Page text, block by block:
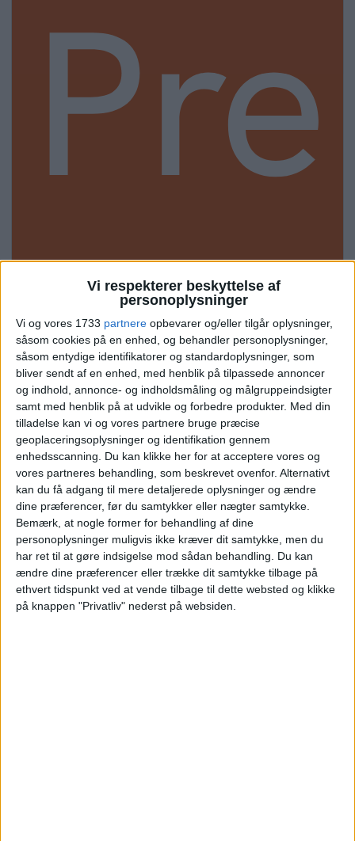
Vi respekterer beskyttelse af
personoplysninger
Vi og vores 1733 partnere opbevarer og/eller tilgår oplysninger,
såsom cookies på en enhed, og behandler personoplysninger,
såsom entydige identifikatorer og standardoplysninger, som
bliver sendt af en enhed, med henblik på tilpassede annoncer
og indhold, annonce- og indholdsmåling og målgruppeindsigter
samt med henblik på at udvikle og forbedre produkter. Med din
tilladelse kan vi og vores partnere bruge præcise
geoplaceringsoplysninger og identifikation gennem
enhedsscanning. Du kan klikke her for at acceptere vores og
vores partneres behandling, som beskrevet ovenfor. Alternativt
kan du få adgang til mere detaljerede oplysninger og ændre
dine præferencer, før du samtykker eller nægter samtykke.
Bemærk, at nogle former for behandling af dine
personoplysninger muligvis ikke kræver dit samtykke, men du
har ret til at gøre indsigelse mod sådan behandling.
Du kan
ændre dine præferencer eller trække dit samtykke tilbage på
ethvert tidspunkt ved at vende tilbage til dette websted og klikke
på knappen "Privatliv" nederst på websiden.
Pre
mi
um